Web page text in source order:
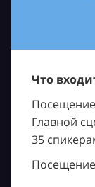
Что
Главной
35